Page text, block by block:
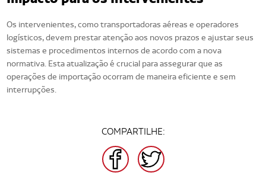
Os intervenientes, como transportadoras aéreas e operadores
logísticos, devem prestar atenção aos novos prazos e ajustar seus
sistemas e procedimentos internos de acordo com a nova
normativa. Esta atualização é crucial para assegurar que as
operações de importação ocorram de maneira eficiente e sem
interrupções.
COMPARTILHE:
FACEBOOKTWITTER